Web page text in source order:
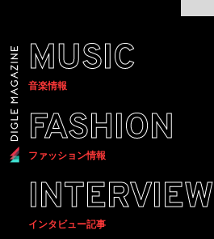
MUSIC
音楽情報
FASHION
ファッション情報
INTERVIEW
インタビュー記事